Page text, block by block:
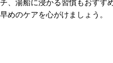
、湯船に浸かる習慣もおすすめ
めのケアを心がけましょう。